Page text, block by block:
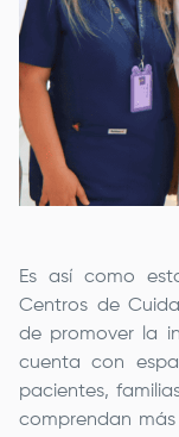
Es así como
Centros de
de promover la
cuenta con
pacientes,
comprendan